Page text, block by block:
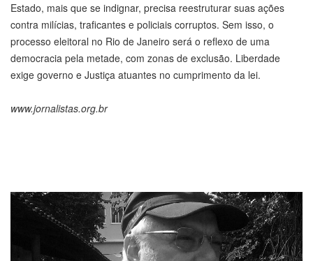
Estado, mais que se indignar, precisa reestruturar suas ações
contra milícias, traficantes e policiais corruptos. Sem isso, o
processo eleitoral no Rio de Janeiro será o reflexo de uma
democracia pela metade, com zonas de exclusão. Liberdade
exige governo e Justiça atuantes no cumprimento da lei.
www.jornalistas.org.br